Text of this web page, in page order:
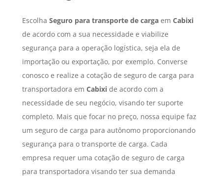
Escolha Seguro para transporte de cargaem Cabixi
de acordo com a sua necessidade e viabilize
segurança para a operação logística, seja ela de
importação ou exportação, por exemplo. Converse
conosco e realize a cotação de seguro de carga para
transportadora em Cabixide acordo com a
necessidade de seu negócio, visando ter suporte
completo. Mais que focar no preço, nossa equipe faz
um seguro de carga para autônomo proporcionando
segurança para o transporte de carga. Cada
empresa requer uma cotação de seguro de carga
para transportadora visando ter sua demanda